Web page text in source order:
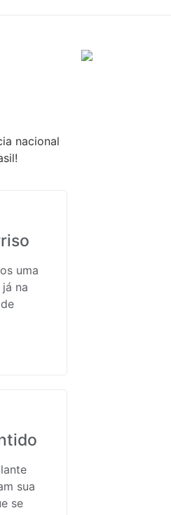
nacional
uma
na
sua
se